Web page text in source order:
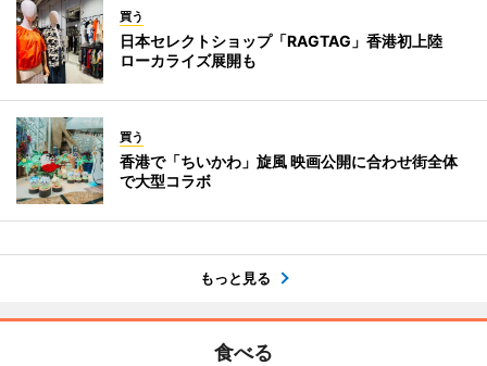
買う
日本セレクトショップ「RAGTAG」香港初上陸
ローカライズ展開も
買う
香港で「ちいかわ」旋風 映画公開に合わせ街全体
で大型コラボ
もっと見る
食べる